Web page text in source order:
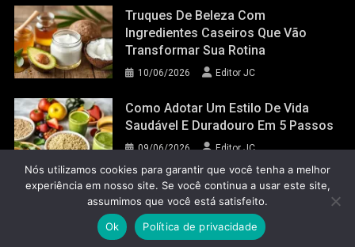
Truques De Beleza Com
Ingredientes Caseiros Que Vão
Transformar Sua Rotina
10/06/2026 Editor JC
Como Adotar Um Estilo De Vida
Saudável E Duradouro Em 5 Passos
09/06/2026 Editor JC
Jornal do Corpo 2022 |Theme: News Portal by Mystery Themes
Glossário do Corpo
Política de Privacidade
Nós utilizamos cookies para garantir que você tenha a melhor
experiência em nosso site. Se você continua a usar este site,
assumimos que você está satisfeito.
Ok
Política de privacidade